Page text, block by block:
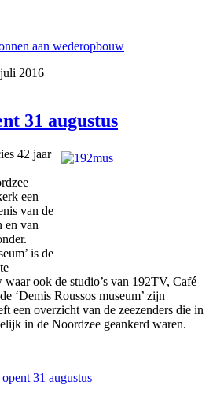
aan wederopbouw
2016
31 augustus
42 jaar
een
van de
en van
is de
ook de studio’s van 192TV, Café
‘Demis Roussos museum’ zijn
een overzicht van de zeezenders die in
in de Noordzee geankerd waren.
31 augustus